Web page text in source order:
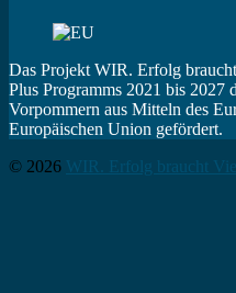
Das Projekt WIR. Erfolg
Plus Programms 2021 bis 2027
Vorpommern aus Mitteln des
Europäischen Union gefördert.
© 2026 WIR. Erfolg braucht